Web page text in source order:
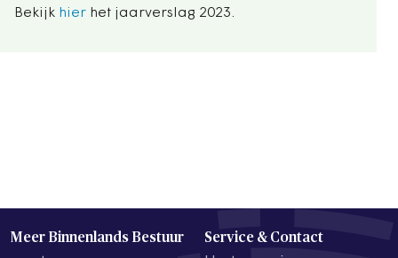
Bekijk hier het jaarverslag 2023.
Meer Binnenlands Bestuur Service & Contact